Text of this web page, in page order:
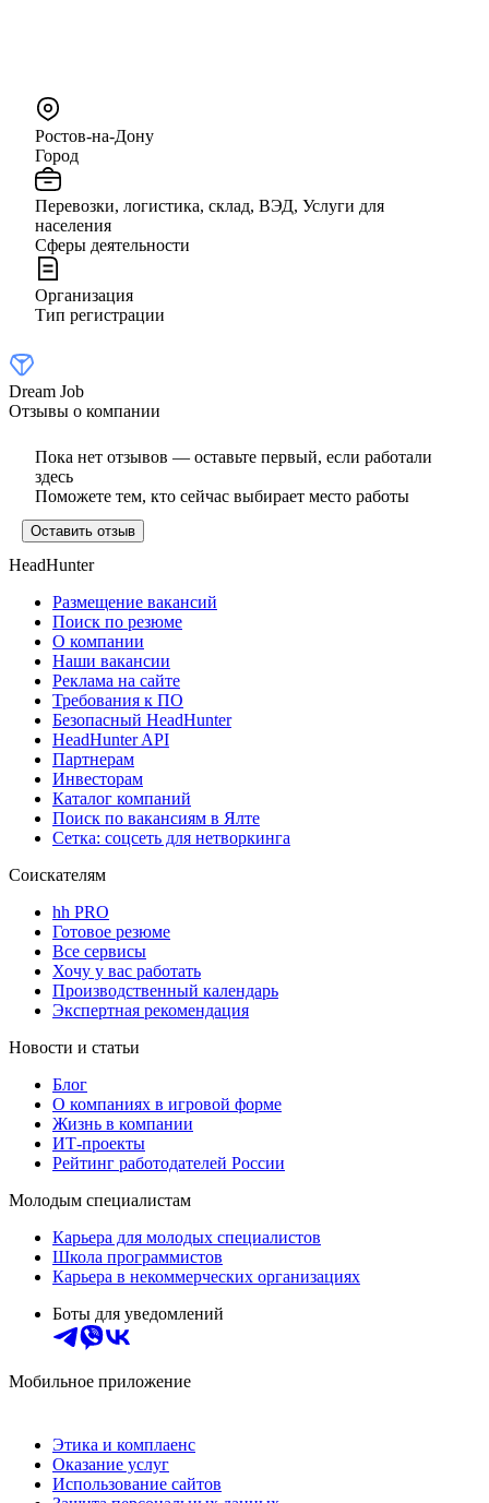
Ростов-на-Дону
Город
Перевозки, логистика, склад, ВЭД, Услуги для
населения
Сферы деятельности
Организация
Тип регистрации
Dream Job
Отзывы о компании
Пока нет отзывов — оставьте первый, если работали
здесь
Поможете тем, кто сейчас выбирает место работы
Оставить отзыв
HeadHunter
Размещение вакансий
Поиск по резюме
О компании
Наши вакансии
Реклама на сайте
Требования к ПО
Безопасный HeadHunter
HeadHunter API
Партнерам
Инвесторам
Каталог компаний
Поиск по вакансиям в Ялте
Сетка: соцсеть для нетворкинга
Соискателям
hh PRO
Готовое резюме
Все сервисы
Хочу у вас работать
Производственный календарь
Экспертная рекомендация
Новости и статьи
Блог
О компаниях в игровой форме
Жизнь в компании
ИТ-проекты
Рейтинг работодателей России
Молодым специалистам
Карьера для молодых специалистов
Школа программистов
Карьера в некоммерческих организациях
Боты для уведомлений
Мобильное приложение
Этика и комплаенс
Оказание услуг
Использование сайтов